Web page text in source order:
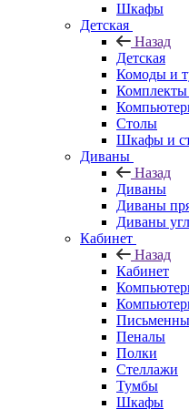
Шкафы
Детская
Назад
Детская
Комоды и
Комплекты
Столы
Шкафы и
Диваны
Назад
Диваны
Диваны
Диваны
Кабинет
Назад
Кабинет
Пеналы
Полки
Стеллажи
Тумбы
Шкафы